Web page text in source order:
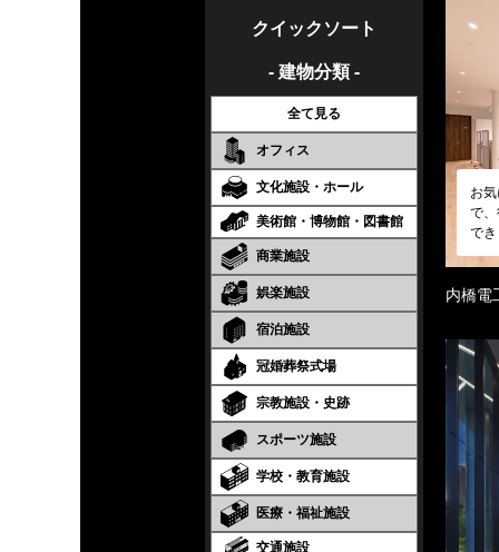
クイックソート
- 建物分類 -
全て見る
オフィス
文化施設・ホール
美術館・博物館・図書館
商業施設
娯楽施設
宿泊施設
冠婚葬祭式場
宗教施設・史跡
スポーツ施設
学校・教育施設
医療・福祉施設
交通施設
お
で
で
内橋電